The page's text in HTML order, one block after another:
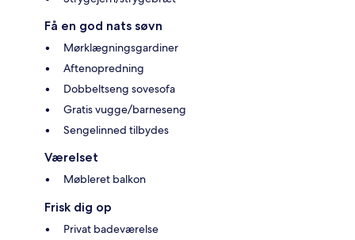
Få en god nats søvn
Mørklægningsgardiner
Aftenopredning
Dobbeltseng sovesofa
Gratis vugge/barneseng
Sengelinned tilbydes
Værelset
Møbleret balkon
Frisk dig op
Privat badeværelse